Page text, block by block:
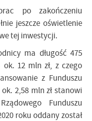
po zakończeniu
jeszcze oświetlenie
tej inwestycji.
ma długość 475
12 mln zł, z czego
z Funduszu
2,58 mln zł stanowi
Funduszu
roku oddany został